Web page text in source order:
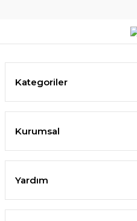
Kategoriler
Kurumsal
Yardım